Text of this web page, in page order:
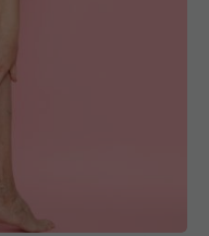
nouă tehnologie